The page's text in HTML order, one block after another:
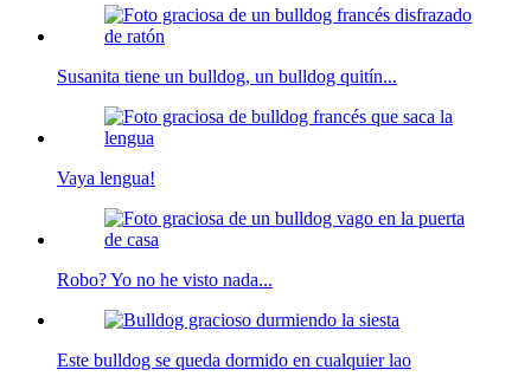
Susanita tiene un bulldog, un bulldog quitín...
Vaya lengua!
Robo? Yo no he visto nada...
Este bulldog se queda dormido en cualquier lao